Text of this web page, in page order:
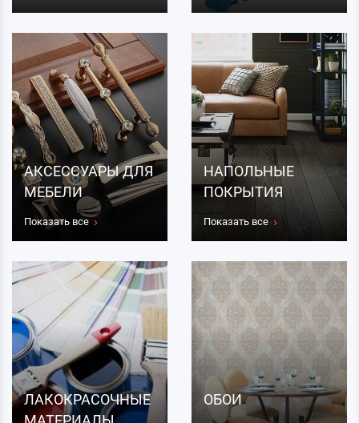
АКСЕССУАРЫ ДЛЯ
МЕБЕЛИ
Показать все
НАПОЛЬНЫЕ
ПОКРЫТИЯ
Показать все
ЛАКОКРАСОЧНЫЕ
ОБОИ